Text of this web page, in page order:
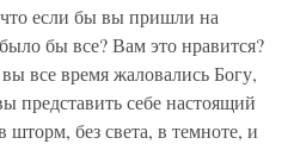
если бы вы пришли на
бы все? Вам это нравится?
все время жаловались Богу,
представить себе настоящий
шторм, без света, в темноте, и